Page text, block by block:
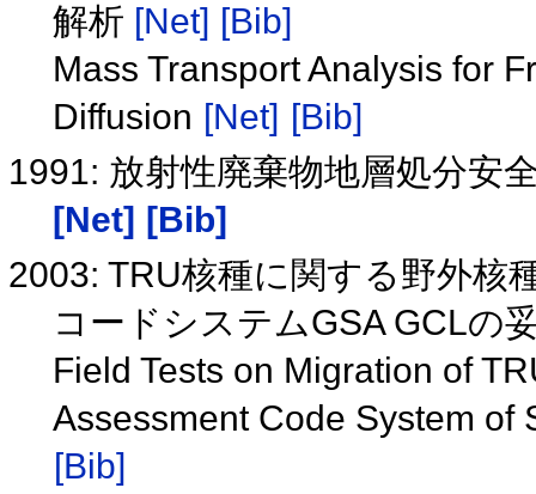
解析 [Net] [Bib]
Mass Transport Analysis for
Diffusion [Net] [Bib]
1991: 放射性廃棄物地層処分安
[Net] [Bib]
2003: TRU核種に関する野外核
コードシステムGSA GCLの
Field Tests on Migration of
Assessment Code System
[Bib]